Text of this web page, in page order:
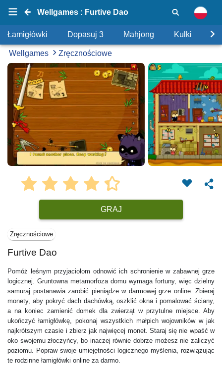
Wellgames : Furtive Dao
Łamigłówki Dopasuj 3 Mahjong Kulki
Wellgames Zręcznościowe
GRAJ
Zręcznościowe
Furtive Dao
Pomóż leśnym przyjaciołom odnowić ich schronienie w zabawnej grze
logicznej. Gruntowna metamorfoza domu wymaga fortuny, więc dzielny
samuraj postanawia zarobić pieniądze w darmowej grze online. Zbieraj
monety, aby pokryć dach dachówką, oszklić okna i pomalować ściany,
a na koniec zamienić domek dla zwierząt w przytulne miejsce. Aby
ukończyć łamigłówkę, pokonaj wszystkich małpich wojowników w jak
najkrótszym czasie i zbierz jak najwięcej monet. Staraj się nie wpaść w
oko swojemu złoczyńcy, bo inaczej równie dobrze możesz nie zaliczyć
poziomu. Popraw swoje umiejętności logicznego myślenia, rozwiązując
te rodzinne łamigłówki online za darmo.